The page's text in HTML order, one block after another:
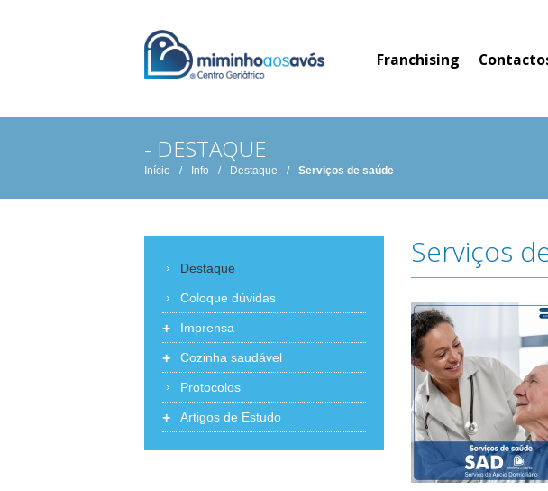
Franchising
- DESTAQUE
Início / Info / Destaque / Serviços de saúde
Destaque
Coloque dúvidas
+ Imprensa
+ Cozinha saudável
Protocolos
+ Artigos de Estudo
Serviços